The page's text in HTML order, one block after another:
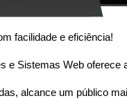
facilidade e eficiência!
e Sistemas Web oferece
alcance um público